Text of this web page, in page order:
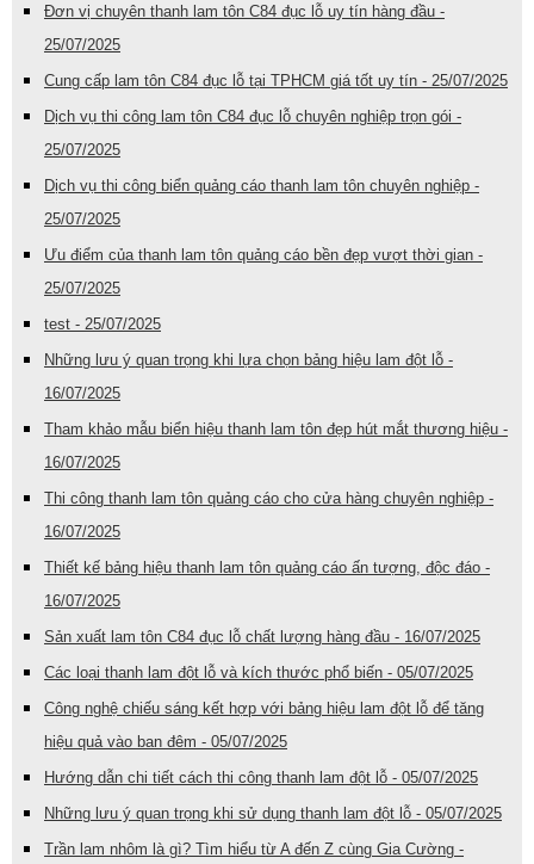
Đơn vị chuyên thanh lam tôn C84 đục lỗ uy tín hàng đầu -
25/07/2025
Cung cấp lam tôn C84 đục lỗ tại TPHCM giá tốt uy tín - 25/07/2025
Dịch vụ thi công lam tôn C84 đục lỗ chuyên nghiệp trọn gói -
25/07/2025
Dịch vụ thi công biển quảng cáo thanh lam tôn chuyên nghiệp -
25/07/2025
Ưu điểm của thanh lam tôn quảng cáo bền đẹp vượt thời gian -
25/07/2025
test - 25/07/2025
Những lưu ý quan trọng khi lựa chọn bảng hiệu lam đột lỗ -
16/07/2025
Tham khảo mẫu biển hiệu thanh lam tôn đẹp hút mắt thương hiệu -
16/07/2025
Thi công thanh lam tôn quảng cáo cho cửa hàng chuyên nghiệp -
16/07/2025
Thiết kế bảng hiệu thanh lam tôn quảng cáo ấn tượng, độc đáo -
16/07/2025
Sản xuất lam tôn C84 đục lỗ chất lượng hàng đầu - 16/07/2025
Các loại thanh lam đột lỗ và kích thước phổ biến - 05/07/2025
Công nghệ chiếu sáng kết hợp với bảng hiệu lam đột lỗ để tăng
hiệu quả vào ban đêm - 05/07/2025
Hướng dẫn chi tiết cách thi công thanh lam đột lỗ - 05/07/2025
Những lưu ý quan trọng khi sử dụng thanh lam đột lỗ - 05/07/2025
Trần lam nhôm là gì? Tìm hiểu từ A đến Z cùng Gia Cường -